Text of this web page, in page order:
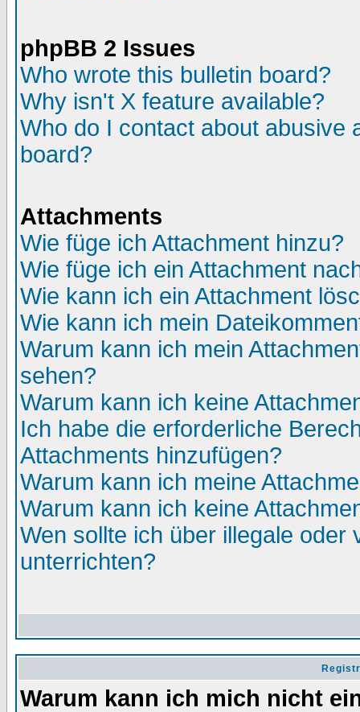
phpBB 2 Issues
Who wrote this bulletin board?
Why isn't X feature available?
Who do I contact about abusive
board?
Attachments
Wie füge ich Attachment hinzu?
Wie füge ich ein Attachment
Wie kann ich ein Attachment
Wie kann ich mein
Warum kann ich mein
sehen?
Warum kann ich keine
Ich habe die erforderliche
Attachments hinzufügen?
Warum kann ich meine
Warum kann ich keine
Wen sollte ich über illegale oder
unterrichten?
Warum kann ich mich nicht